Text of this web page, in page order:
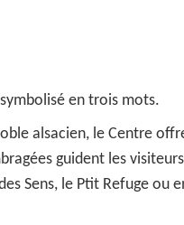
en trois mots.
alsacien, le Centre
guident les
Sens, le Ptit Refuge ou